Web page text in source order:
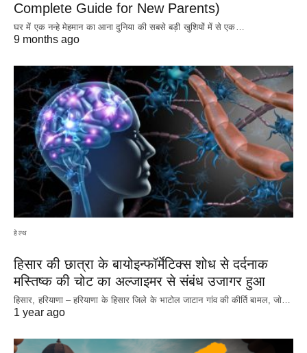
Complete Guide for New Parents)
घर में एक नन्हे मेहमान का आना दुनिया की सबसे बड़ी खुशियों में से एक…
9 months ago
हेल्थ
हिसार की छात्रा के बायोइन्फॉर्मेटिक्स शोध से दर्दनाक
मस्तिष्क की चोट का अल्जाइमर से संबंध उजागर हुआ
हिसार, हरियाणा – हरियाणा के हिसार जिले के भाटोल जाटान गांव की कीर्ति बामल, जो…
1 year ago